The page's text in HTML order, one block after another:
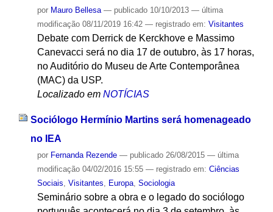
por Mauro Bellesa — publicado10/10/2013 — última
modificação08/11/2019 16:42 — registrado em: Visitantes
Debate com Derrick de Kerckhove e Massimo
Canevacci será no dia 17 de outubro, às 17 horas,
no Auditório do Museu de Arte Contemporânea
(MAC) da USP.
Localizado em NOTÍCIAS
Sociólogo Hermínio Martins será homenageado
no IEA
por Fernanda Rezende — publicado26/08/2015 — última
modificação04/02/2016 15:55 — registrado em: Ciências
Sociais, Visitantes, Europa, Sociologia
Seminário sobre a obra e o legado do sociólogo